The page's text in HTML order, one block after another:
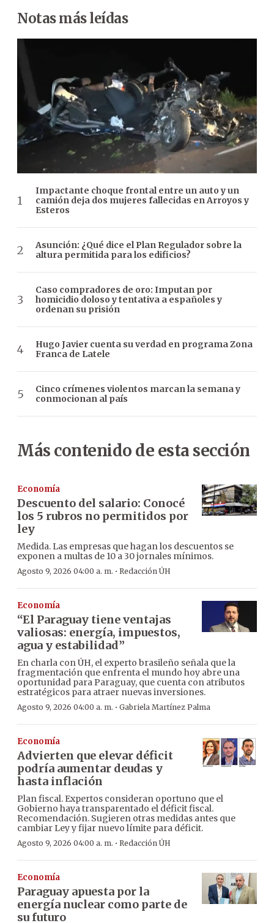
Notas más leídas
Impactante choque frontal entre un auto y un
camión deja dos mujeres fallecidas en Arroyos y
Esteros
Asunción: ¿Qué dice el Plan Regulador sobre la
altura permitida para los edificios?
Caso compradores de oro: Imputan por
homicidio doloso y tentativa a españoles y
ordenan su prisión
Hugo Javier cuenta su verdad en programa Zona
Franca de Latele
Cinco crímenes violentos marcan la semana y
conmocionan al país
Más contenido de esta sección
Economía
Descuento del salario: Conocé
los 5 rubros no permitidos por
ley
Medida. Las empresas que hagan los descuentos se
exponen a multas de 10 a 30 jornales mínimos.
Agosto 9, 2026 04:00 a. m. · Redacción ÚH
Economía
“El Paraguay tiene ventajas
valiosas: energía, impuestos,
agua y estabilidad”
En charla con ÚH, el experto brasileño señala que la
fragmentación que enfrenta el mundo hoy abre una
oportunidad para Paraguay, que cuenta con atributos
estratégicos para atraer nuevas inversiones.
Agosto 9, 2026 04:00 a. m. · Gabriela Martínez Palma
Economía
Advierten que elevar déficit
podría aumentar deudas y
hasta inflación
Plan fiscal. Expertos consideran oportuno que el
Gobierno haya transparentado el déficit fiscal.
Recomendación. Sugieren otras medidas antes que
cambiar Ley y fijar nuevo límite para déficit.
Agosto 9, 2026 04:00 a. m. · Redacción ÚH
Economía
Paraguay apuesta por la
energía nuclear como parte de
su futuro